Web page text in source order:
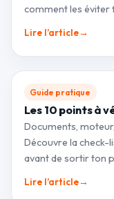
comment les éviter
Lire l’article→
Guide pratique
Les 10 points à
Documents,
Découvre la
avant de sortir ton
Lire l’article→